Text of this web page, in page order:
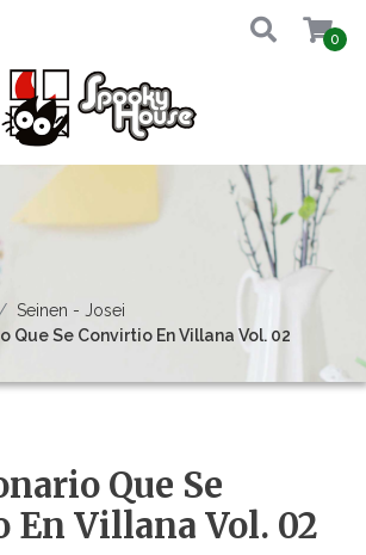
0
Seinen - Josei
Que Se Convirtio En Villana Vol. 02
Que Se
En Villana Vol. 02